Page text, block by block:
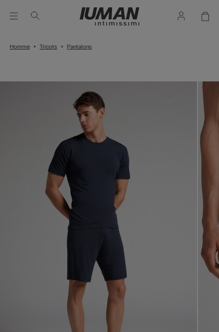
Homme Tricots Pantalons